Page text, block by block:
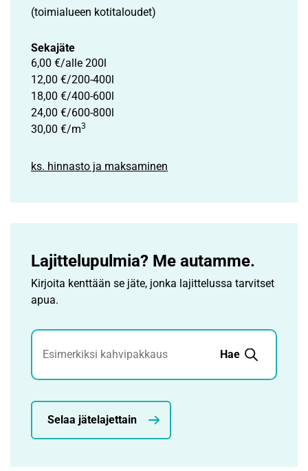
(toimialueen kotitaloudet)
Sekajäte
6,00 €/alle 200l
12,00 €/200-400l
18,00 €/400-600l
24,00 €/600-800l
30,00 €/m3
ks. hinnasto ja maksaminen
Lajittelupulmia? Me autamme.
Kirjoita kenttään se jäte, jonka lajittelussa tarvitset
apua.
Jätehaku
Hae
Selaa jätelajettain